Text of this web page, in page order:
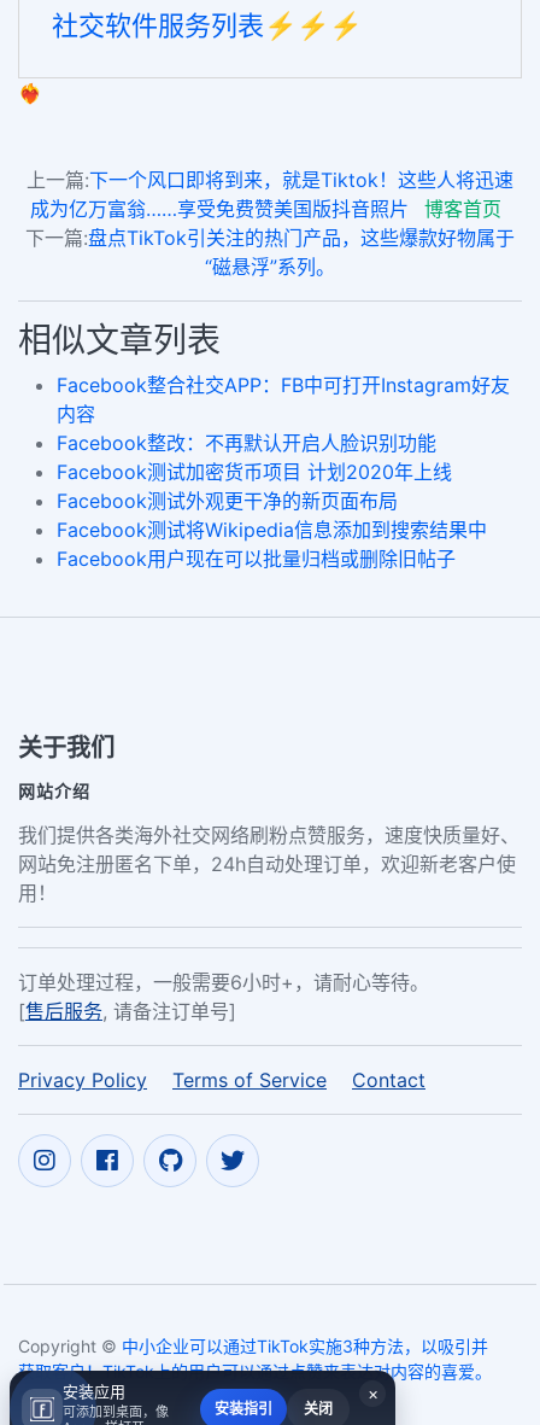
社交软件服务列表⚡️⚡️⚡️
❤️‍🔥
上一篇:下一个风口即将到来，就是Tiktok！这些人将迅速
成为亿万富翁……享受免费赞美国版抖音照片
博客首页
下一篇:盘点TikTok引关注的热门产品，这些爆款好物属于
“磁悬浮”系列。
相似文章列表
Facebook整合社交APP：FB中可打开Instagram好友
内容
Facebook整改：不再默认开启人脸识别功能
Facebook测试加密货币项目 计划2020年上线
Facebook测试外观更干净的新页面布局
Facebook测试将Wikipedia信息添加到搜索结果中
Facebook用户现在可以批量归档或删除旧帖子
关于我们
网站介绍
我们提供各类海外社交网络刷粉点赞服务，速度快质量好、
网站免注册匿名下单，24h自动处理订单，欢迎新老客户使
用！
订单处理过程，一般需要6小时+，请耐心等待。
[售后服务, 请备注订单号]
Privacy Policy Terms of Service Contact
Copyright © 中小企业可以通过TikTok实施3种方法，以吸引并
获取客户！TikTok上的用户可以通过点赞来表达对内容的喜爱。
2017~2026
×
安装应用
可添加到桌面，像
安装指引 关闭